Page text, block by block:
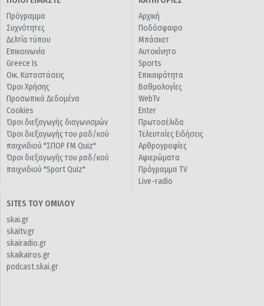
Πρόγραμμα
Συχνότητες
Δελτία τύπου
Επικοινωνία
Greece Is
Οικ. Καταστάσεις
Όροι Χρήσης
Προσωπικά Δεδομένα
Cookies
Όροι διεξαγωγής διαγωνισμών
Όροι διεξαγωγής του ραδ/κού
παιχνιδιού "ΣΠΟΡ FM Quiz"
Όροι διεξαγωγής του ραδ/κού
παιχνιδιού "Sport Quiz"
Αρχική
Ποδόσφαιρο
Μπάσκετ
Αυτοκίνητο
Sports
Επικαιρότητα
Βαθμολογίες
WebTv
Enter
Πρωτοσέλιδα
Τελευταίες Ειδήσεις
Αρθρογραφίες
Αφιερώματα
Πρόγραμμα TV
Live-radio
SITES ΤΟΥ ΟΜΙΛΟΥ
skai.gr
skaitv.gr
skairadio.gr
skaikairos.gr
podcast.skai.gr